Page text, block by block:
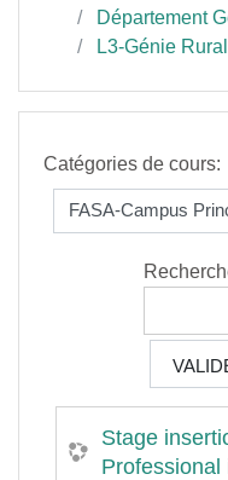
Département
L3-Génie
Catégories de cours:
Stage